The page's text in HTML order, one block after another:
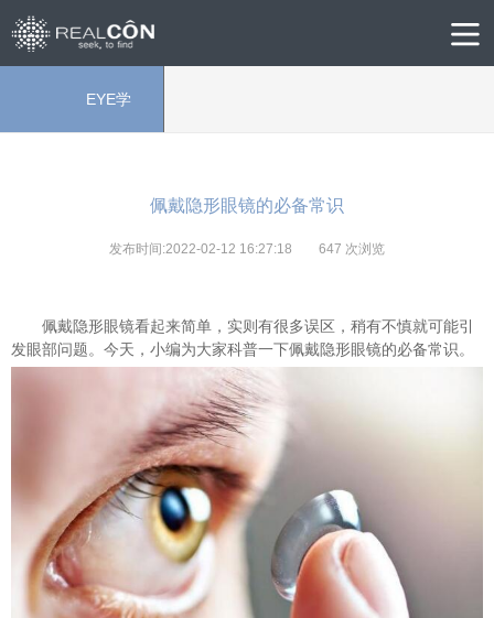
EYE学
佩戴隐形眼镜的必备常识
发布时间:2022-02-12 16:27:18 647 次浏览
佩戴隐形眼镜看起来简单，实则有很多误区，稍有不慎就可能引
发眼部问题。今天，小编为大家科普一下佩戴隐形眼镜的必备常识。